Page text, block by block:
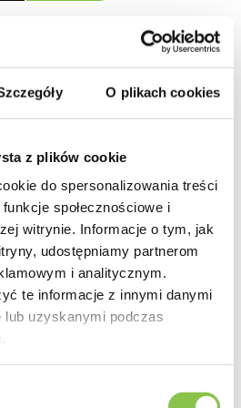
O plikach cookies
z plików cookie
do spersonalizowania treści
społecznościowe i
witrynie. Informacje o tym, jak
udostępniamy partnerom
i analitycznym.
te informacje z innymi danymi
uzyskanymi podczas
1 szt.
3+1 szt.
5+2 szt.
10+4 szt.
25+7 szt.
50+10 szt.